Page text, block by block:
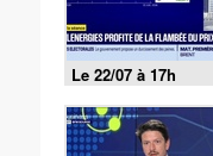
Le 22/07 à 17h